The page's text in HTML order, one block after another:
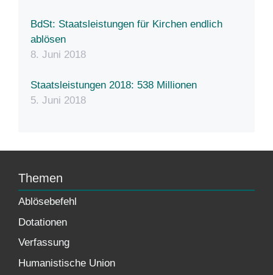
BdSt: Staatsleistungen für Kirchen endlich
ablösen
8. Juni 2018
Staatsleistungen 2018: 538 Millionen
5. Juni 2018
Themen
Ablösebefehl
Dotationen
Verfassung
Humanistische Union